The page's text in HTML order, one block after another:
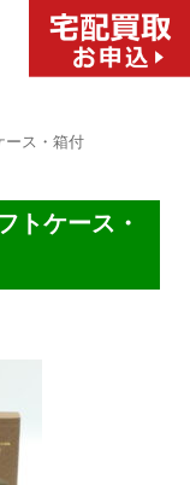
ース・箱付
トケース・